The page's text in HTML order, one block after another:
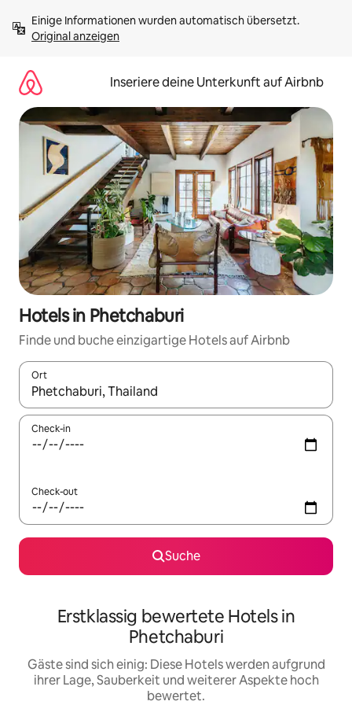
Inhalten
springenOriginal anzeigen
Inseriere deine Unterkunft auf Airbnb
Hotels in Phetchaburi
Finde und buche einzigartige Hotels auf Airbnb
Ort
Wenn Ergebnisse verfügbar sind, navigiere mit den
Check-in
Check-out
Suche
Erstklassig bewertete Hotels in
Phetchaburi
Gäste sind sich einig: Diese Hotels werden aufgrund
ihrer Lage, Sauberkeit und weiterer Aspekte hoch
bewertet.